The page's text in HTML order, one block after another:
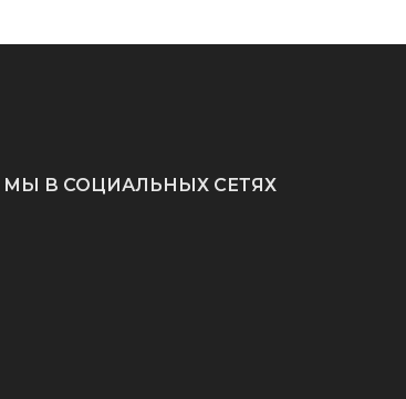
МЫ В СОЦИАЛЬНЫХ СЕТЯХ